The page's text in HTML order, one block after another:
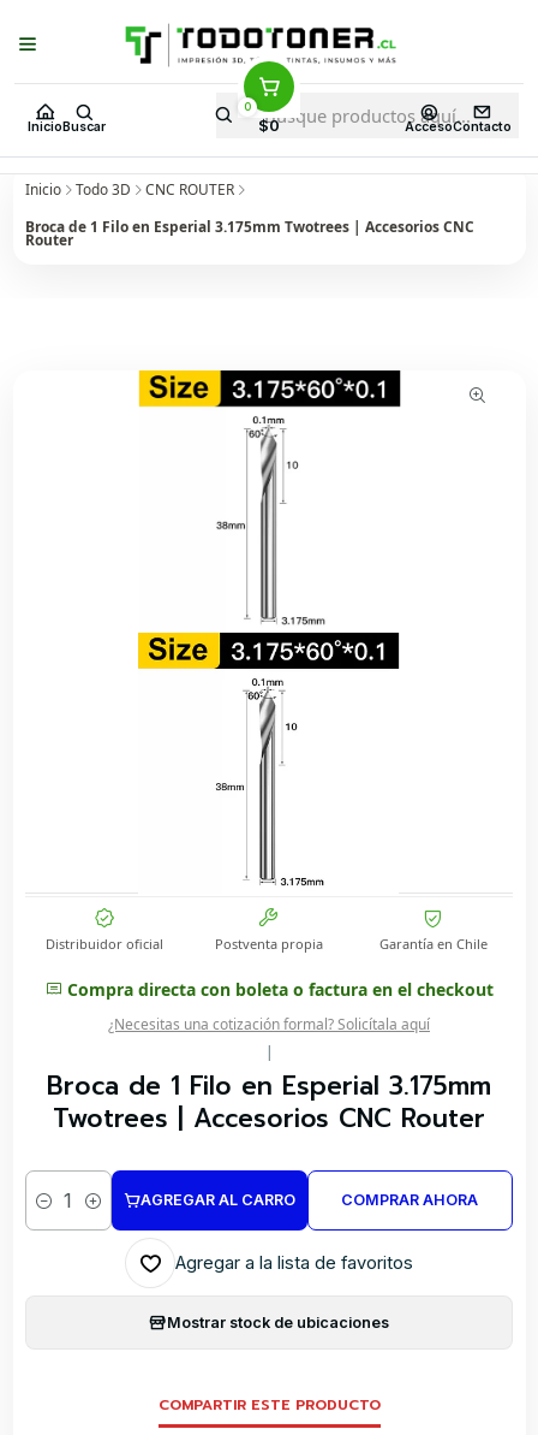
Inicio Buscar
0
$0 AccesoContacto
Puedes Elegir: Comprar en Tienda ·Despachoa Todo Chile · Retiro en
Tienda en 24 Horas
Inicio Todo 3D
CNC ROUTER
Broca de 1 Filo en Esperial 3.175mm Twotrees | Accesorios CNC
Router
Distribuidor oficial Postventa propia Garantía en Chile
Compra directa con boleta o factura en el checkout
¿Necesitas una cotización formal? Solicítala aquí
|
Broca de 1 Filo en Esperial 3.175mm
Twotrees | Accesorios CNC Router
Cantidad
AGREGAR AL CARRO COMPRAR AHORA
Agregar a la lista de favoritos
Mostrar stock de ubicaciones
COMPARTIR ESTE PRODUCTO